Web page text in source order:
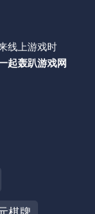
线上游戏时
起轰趴游戏网